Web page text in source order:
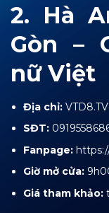
2. Hà
Gòn –
nữ Việt
Địa chỉ:
SĐT:
Fanpage:
Giờ mở cửa:
Giá tham khảo: